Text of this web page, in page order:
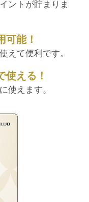
ントが貯まりま
可能！
えて便利です。
使える！
使えます。